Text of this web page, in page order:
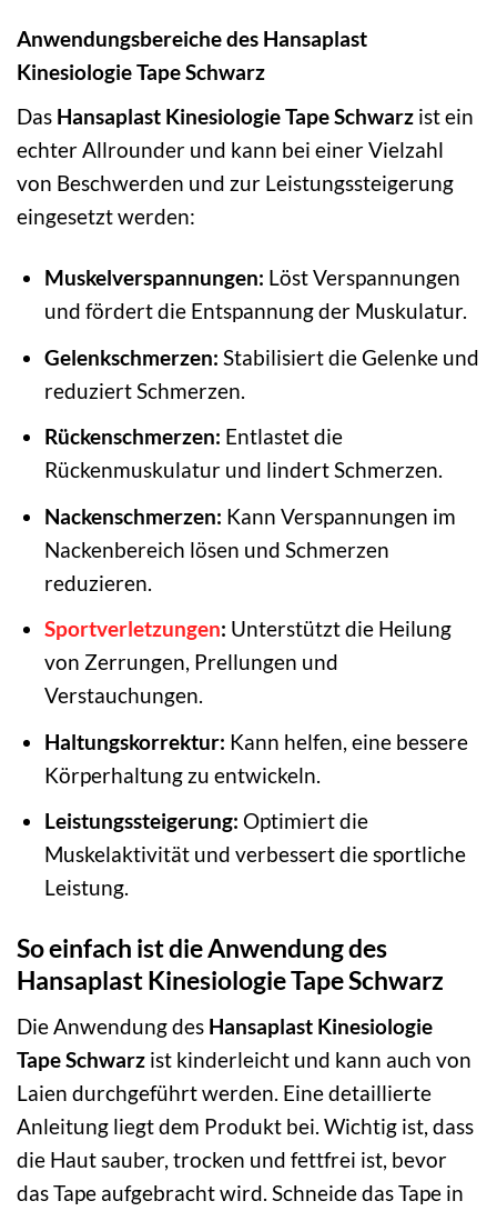
Anwendungsbereiche des Hansaplast
Kinesiologie Tape Schwarz
Das Hansaplast Kinesiologie Tape Schwarz ist ein
echter Allrounder und kann bei einer Vielzahl
von Beschwerden und zur Leistungssteigerung
eingesetzt werden:
Muskelverspannungen: Löst Verspannungen
und fördert die Entspannung der Muskulatur.
Gelenkschmerzen: Stabilisiert die Gelenke und
reduziert Schmerzen.
Rückenschmerzen: Entlastet die
Rückenmuskulatur und lindert Schmerzen.
Nackenschmerzen: Kann Verspannungen im
Nackenbereich lösen und Schmerzen
reduzieren.
Sportverletzungen: Unterstützt die Heilung
von Zerrungen, Prellungen und
Verstauchungen.
Haltungskorrektur: Kann helfen, eine bessere
Körperhaltung zu entwickeln.
Leistungssteigerung: Optimiert die
Muskelaktivität und verbessert die sportliche
Leistung.
So einfach ist die Anwendung des
Hansaplast Kinesiologie Tape Schwarz
Die Anwendung des Hansaplast Kinesiologie
Tape Schwarz ist kinderleicht und kann auch von
Laien durchgeführt werden. Eine detaillierte
Anleitung liegt dem Produkt bei. Wichtig ist, dass
die Haut sauber, trocken und fettfrei ist, bevor
das Tape aufgebracht wird. Schneide das Tape in